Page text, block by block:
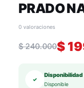
PRADO
0 valoraciones
$240.000$
✓
Disponibilidad
Disponible